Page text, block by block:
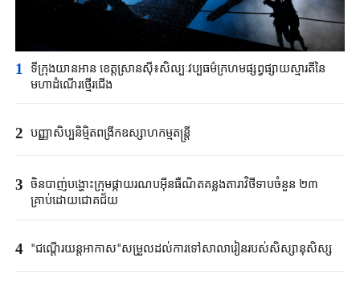
1
ទីក្រុង​យានអាន ​ខេត្តស្រានស៊ី៖​សិល្បៈវប្បធម៌ក្រហម​ផ្សព្វផ្សាយស្មារតីនៃ​
មហាដំណើរ​ថ្មើរជើង​
2 បញ្ញាសិប្បនិម្មិត​ពង្រីក​​ឧស្សាហកម្ម​តន្ត្រី​
3 ចិនបាញ់បង្ហោះ​ក្រុម​ផ្កាយរណប​​អ៊ីនធឺណិត​គន្លងតារាវិថីទាប​ចំនួន ២៣
គ្រាប់ដោយ​ជោគជ័យ​
4 "ជណ្តើរយន្ត​អាកាស"​សម្រួលដល់ការទៅ​សាលារៀន​របស់​សិស្សានុសិស្ស​​